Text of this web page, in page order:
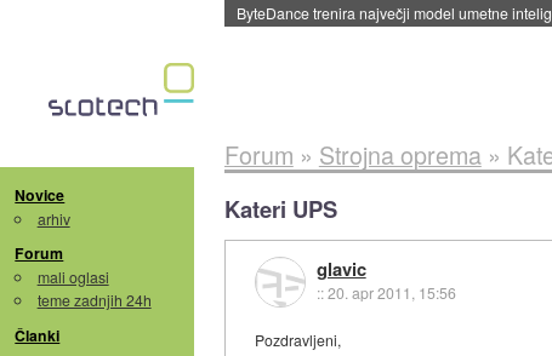
ByteDance trenira največji model umetne
Novice
arhiv
Forum
mali oglasi
teme zadnjih 24h
Članki
Forum » Strojna oprema»
Kateri UPS
glavic
::20. apr 2011, 15:56
Pozdravljeni,